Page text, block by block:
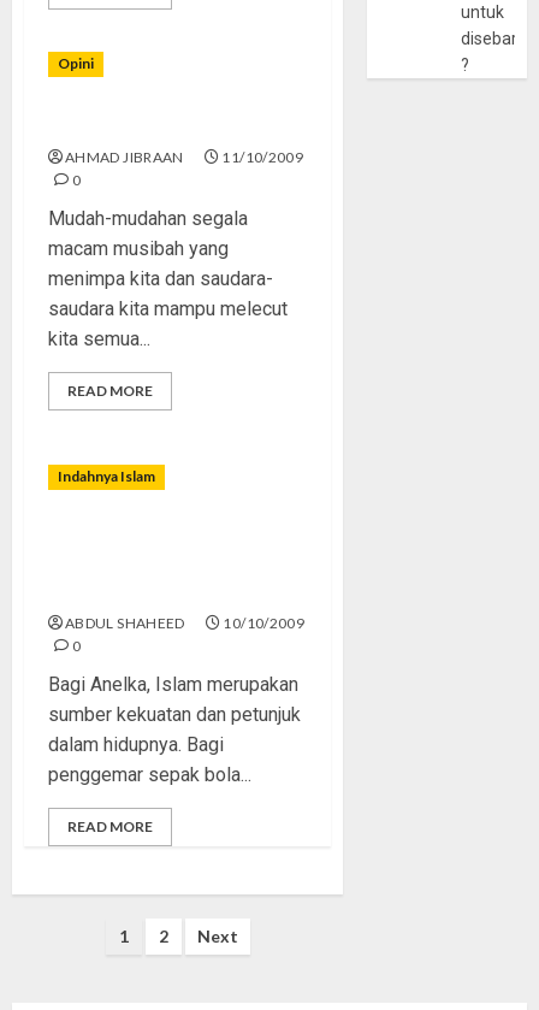
Opini
AHMAD JIBRAAN
11/10/2009
0
Mudah-mudahan segala
macam musibah yang
menimpa kita dan saudara-
saudara kita mampu melecut
kita semua...
READ MORE
Indahnya Islam
ABDUL SHAHEED
10/10/2009
0
Bagi Anelka, Islam merupakan
sumber kekuatan dan petunjuk
dalam hidupnya. Bagi
penggemar sepak bola...
READ MORE
1 2 Next
untuk
?